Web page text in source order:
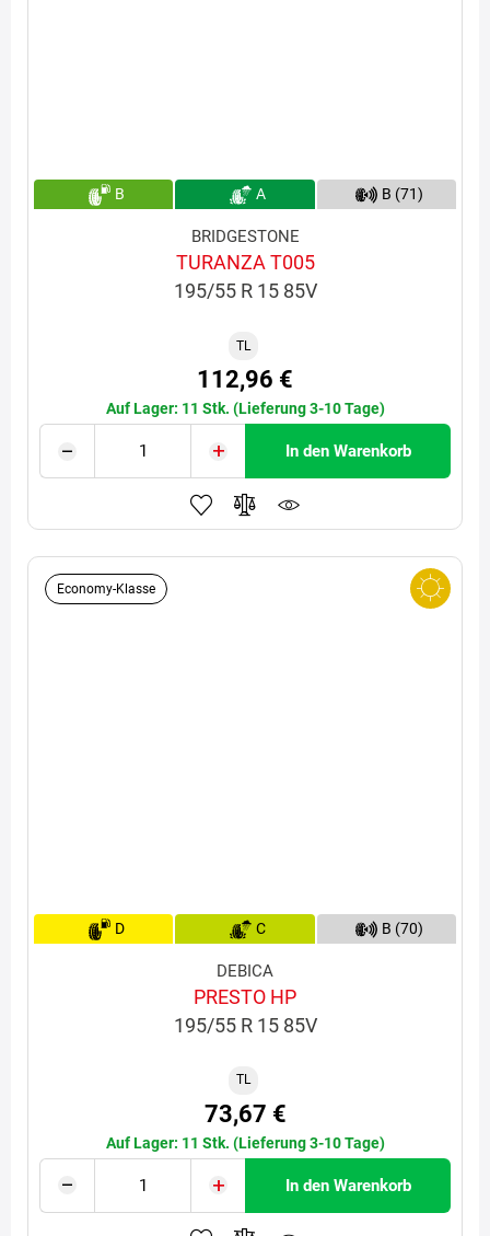
B A B (71)
BRIDGESTONE
TURANZA T005
195/55 R 15 85V
TL
112,96 €
Auf Lager: 11 Stk. (Lieferung 3-10 Tage)
In den Warenkorb
Economy-Klasse
D C B (70)
DEBICA
PRESTO HP
195/55 R 15 85V
TL
73,67 €
Auf Lager: 11 Stk. (Lieferung 3-10 Tage)
In den Warenkorb